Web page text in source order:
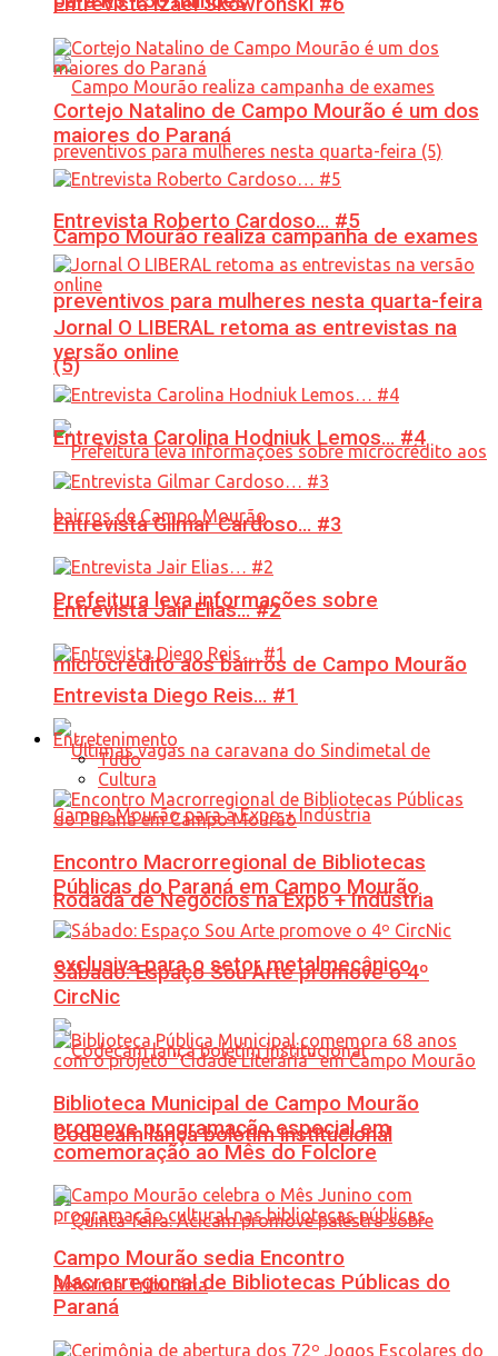
Campo Mourão realiza campanha de exames
preventivos para mulheres nesta quarta-feira
(5)
Prefeitura leva informações sobre
microcrédito aos bairros de Campo Mourão
Rodada de Negócios na Expo + Indústria
exclusiva para o setor metalmecânico
Codecam lança boletim institucional
Cortejo Natalino de Campo Mourão é um dos
maiores do Paraná
Entrevista Roberto Cardoso… #5
Jornal O LIBERAL retoma as entrevistas na
versão online
Entrevista Carolina Hodniuk Lemos… #4
Entrevista Gilmar Cardoso… #3
Entrevista Jair Elias… #2
Entrevista Diego Reis… #1
Entretenimento
Tudo
Cultura
Encontro Macrorregional de Bibliotecas
Públicas do Paraná em Campo Mourão
Sábado: Espaço Sou Arte promove o 4º
CircNic
Biblioteca Municipal de Campo Mourão
promove programação especial em
comemoração ao Mês do Folclore
Campo Mourão sedia Encontro
Macrorregional de Bibliotecas Públicas do
Paraná